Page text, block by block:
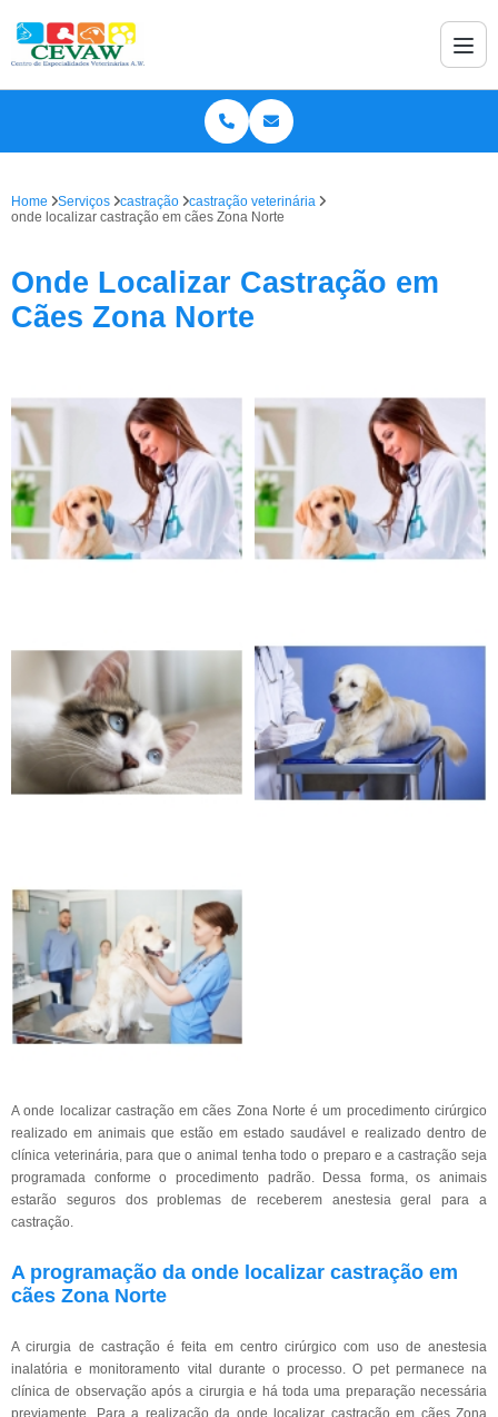
Home Serviços castração
castração veterinária
onde localizar castração em cães Zona Norte
Onde Localizar Castração em
Cães Zona Norte
A onde localizar castração em cães Zona Norte é um procedimento cirúrgico
realizado em animais que estão em estado saudável e realizado dentro de
clínica veterinária, para que o animal tenha todo o preparo e a castração seja
programada conforme o procedimento padrão. Dessa forma, os animais
estarão seguros dos problemas de receberem anestesia geral para a
castração.
A programação da onde localizar castração em
cães Zona Norte
A cirurgia de castração é feita em centro cirúrgico com uso de anestesia
inalatória e monitoramento vital durante o processo. O pet permanece na
clínica de observação após a cirurgia e há toda uma preparação necessária
previamente. Para a realização da onde localizar castração em cães Zona